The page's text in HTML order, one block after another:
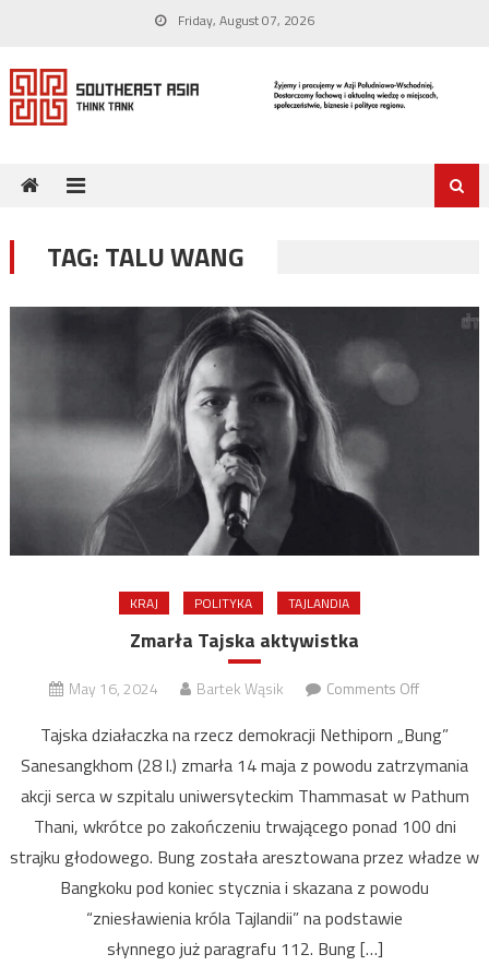
content
Friday, August 07, 2026
TAG:TALU WANG
KRAJ POLITYKA TAJLANDIA
Zmarła Tajska aktywistka
May 16, 2024 Bartek Wąsik Comments Offon
Tajska
aktywistka
Tajska działaczka na rzecz demokracji Nethiporn „Bung”
Sanesangkhom (28 l.) zmarła 14 maja z powodu zatrzymania
akcji serca w szpitalu uniwersyteckim Thammasat w Pathum
Thani, wkrótce po zakończeniu trwającego ponad 100 dni
strajku głodowego. Bung została aresztowana przez władze w
Bangkoku pod koniec stycznia i skazana z powodu
“zniesławienia króla Tajlandii” na podstawie
słynnego już paragrafu 112. Bung […]